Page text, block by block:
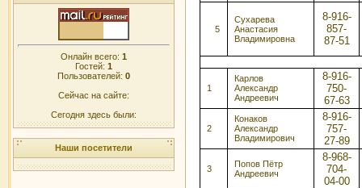
Онлайн всего: 1
Гостей: 1
Пользователей: 0
Сейчас на сайте:
Сегодня здесь были:
Наши посетители
5
Сухарева
Анастасия
Владимировна
8-916-
857-
87-51
1
Карлов
Александр
Андреевич
8-916-
750-
67-63
2
Конаков
Александр
Владимирович
8-916-
757-
27-89
3
Попов Пётр
Андреевич
8-968-
704-
04-00